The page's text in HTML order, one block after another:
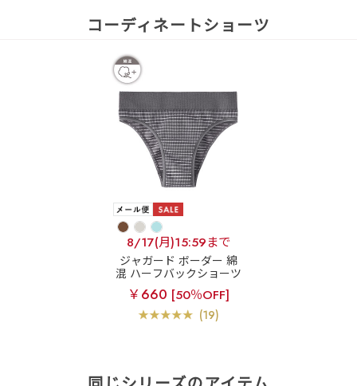
コーディネートショーツ
8/17(月)15:59まで
ジャガード ボーダー 綿
混 ハーフバックショーツ
￥660 [50％OFF]
(19)